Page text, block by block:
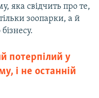
яка свідчить про те,
зоопарки, а й
потерпілий у
і не останній